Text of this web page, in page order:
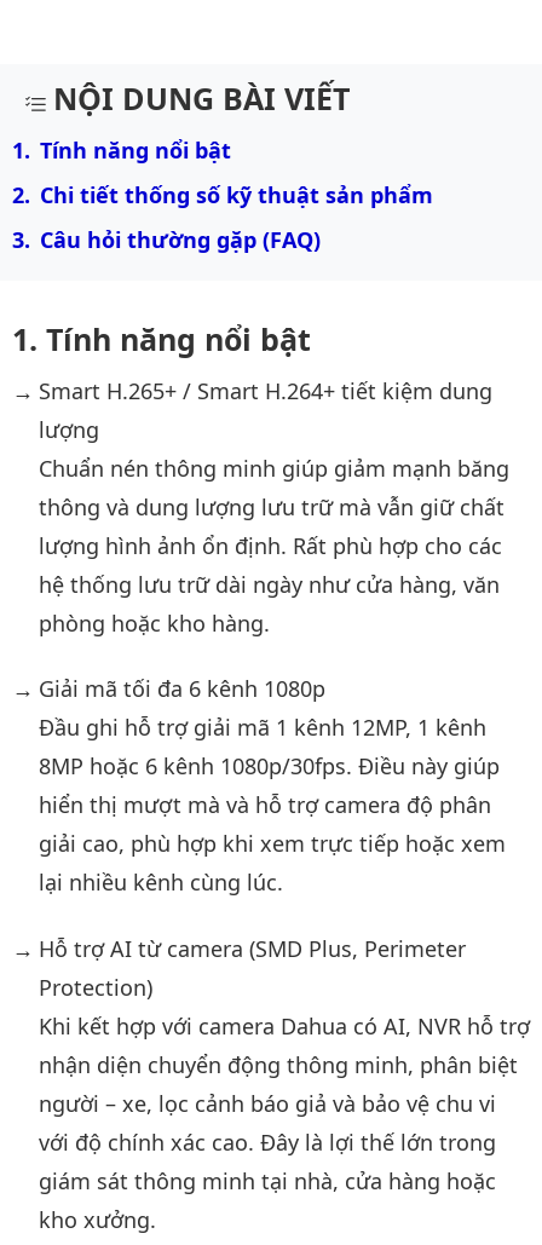
Mô tả chi tiết sản phẩm
NỘI DUNG BÀI VIẾT
Tính năng nổi bật
Chi tiết thống số kỹ thuật sản phẩm
Câu hỏi thường gặp (FAQ)
Tính năng nổi bật
Smart H.265+ / Smart H.264+ tiết kiệm dung
lượng
Chuẩn nén thông minh giúp giảm mạnh băng
thông và dung lượng lưu trữ mà vẫn giữ chất
lượng hình ảnh ổn định. Rất phù hợp cho các
hệ thống lưu trữ dài ngày như cửa hàng, văn
phòng hoặc kho hàng.
Giải mã tối đa 6 kênh 1080p
Đầu ghi hỗ trợ giải mã 1 kênh 12MP, 1 kênh
8MP hoặc 6 kênh 1080p/30fps. Điều này giúp
hiển thị mượt mà và hỗ trợ camera độ phân
giải cao, phù hợp khi xem trực tiếp hoặc xem
lại nhiều kênh cùng lúc.
Hỗ trợ AI từ camera (SMD Plus, Perimeter
Protection)
Khi kết hợp với camera Dahua có AI, NVR hỗ trợ
nhận diện chuyển động thông minh, phân biệt
người – xe, lọc cảnh báo giả và bảo vệ chu vi
với độ chính xác cao. Đây là lợi thế lớn trong
giám sát thông minh tại nhà, cửa hàng hoặc
kho xưởng.